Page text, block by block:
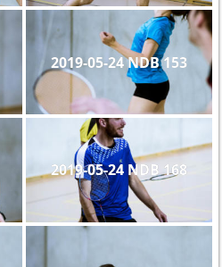
2019-05-24 NDB 153
2019-05-24 NDB 168